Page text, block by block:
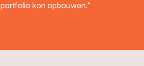
kon opbouwen.”